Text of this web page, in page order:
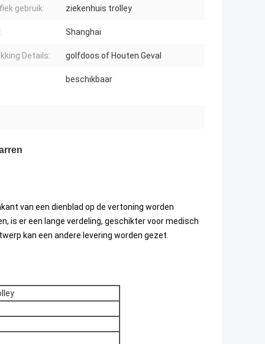
gebruik: ziekenhuis trolley
Shanghai
Details: golfdoos of Houten Geval
beschikbaar
van een dienblad op de vertoning worden
is er een lange verdeling, geschikter voor medisch
kan een andere levering worden gezet.